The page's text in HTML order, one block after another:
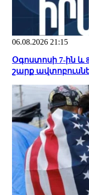
06.08.2026 21:15
Օգոստոսի 7-ին և
շարք